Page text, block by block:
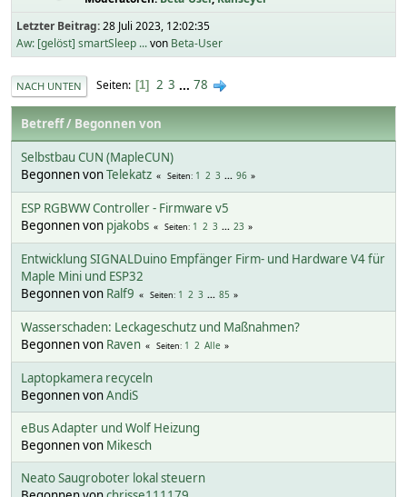
Letzter Beitrag:28 Juli 2023, 12:02:35
Aw: [gelöst] smartSleep ...von Beta-User
NACH UNTEN Seiten 1 2 3 ... 78
Betreff/ Begonnen von
Selbstbau CUN (MapleCUN)
Begonnen vonTelekatz Seiten 1 2 3 ... 96
ESP RGBWW Controller - Firmware v5
Begonnen von pjakobs Seiten 1 2 3 ... 23
Entwicklung SIGNALDuino Empfänger Firm- und Hardware V4 für
Maple Mini und ESP32
Begonnen von Ralf9 Seiten 1 2 3 ... 85
Wasserschaden: Leckageschutz und Maßnahmen?
Begonnen von Raven Seiten 1 2 Alle
Laptopkamera recyceln
Begonnen vonAndiS
eBus Adapter und Wolf Heizung
Begonnen von Mikesch
Neato Saugroboter lokal steuern